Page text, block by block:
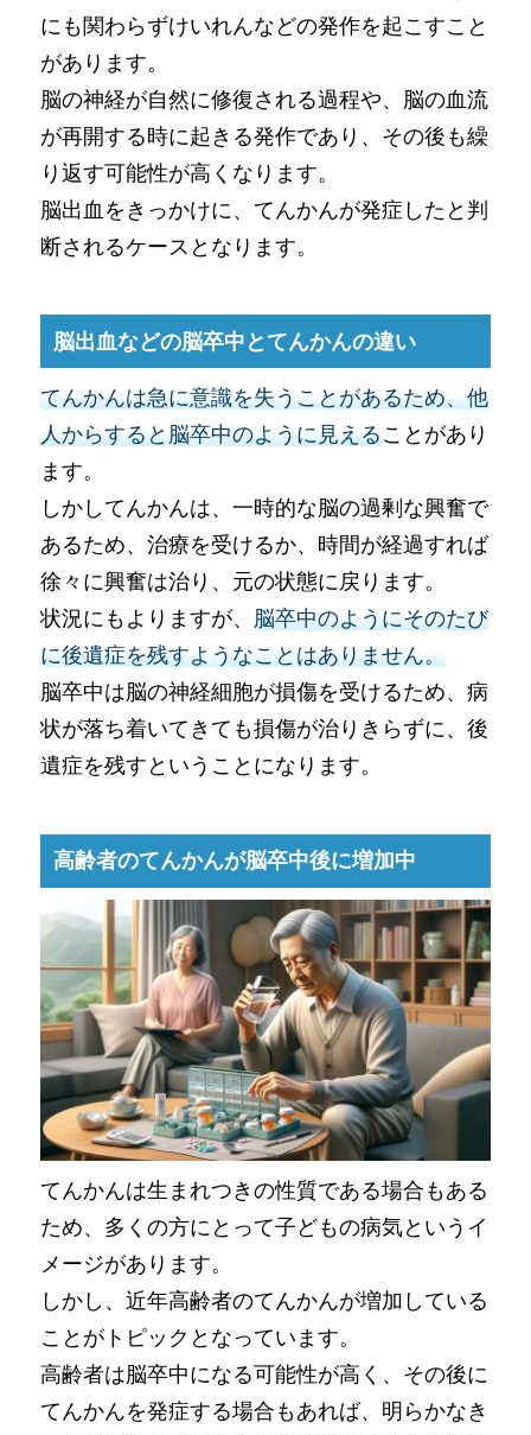
にも関わらずけいれんなどの発作を起こすこと
があります。
脳の神経が自然に修復される過程や、脳の血流
が再開する時に起きる発作であり、その後も繰
り返す可能性が高くなります。
脳出血をきっかけに、てんかんが発症したと判
断されるケースとなります。
脳出血などの脳卒中とてんかんの違い
てんかんは急に意識を失うことがあるため、他
人からすると脳卒中のように見えることがあり
ます。
しかしてんかんは、一時的な脳の過剰な興奮で
あるため、治療を受けるか、時間が経過すれば
徐々に興奮は治り、元の状態に戻ります。
状況にもよりますが、脳卒中のようにそのたび
に後遺症を残すようなことはありません。
脳卒中は脳の神経細胞が損傷を受けるため、病
状が落ち着いてきても損傷が治りきらずに、後
遺症を残すということになります。
高齢者のてんかんが脳卒中後に増加中
てんかんは生まれつきの性質である場合もある
ため、多くの方にとって子どもの病気というイ
メージがあります。
しかし、近年高齢者のてんかんが増加している
ことがトピックとなっています。
高齢者は脳卒中になる可能性が高く、その後に
てんかんを発症する場合もあれば、明らかなき